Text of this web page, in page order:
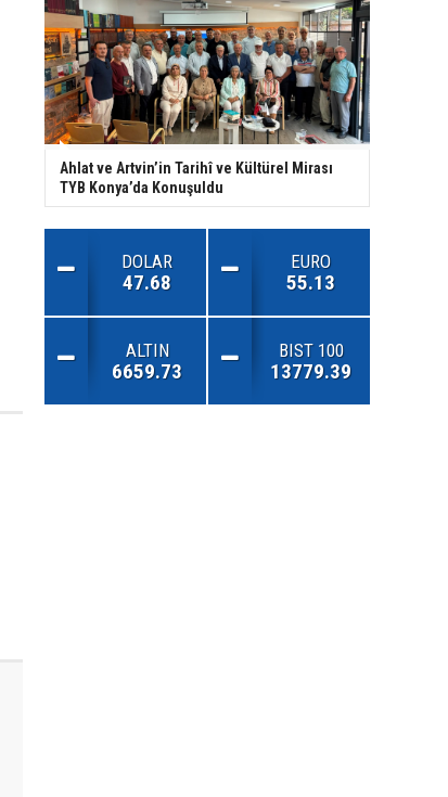
Ahlat ve Artvin’in Tarihî ve Kültürel Mirası
TYB Konya’da Konuşuldu
DOLAR
47.68
EURO
55.13
ALTIN
6659.73
BIST 100
13779.39